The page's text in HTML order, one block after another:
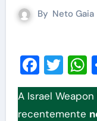
By Neto Gaia
A Israel Weapon Industries (IWI) lançou
recentemente